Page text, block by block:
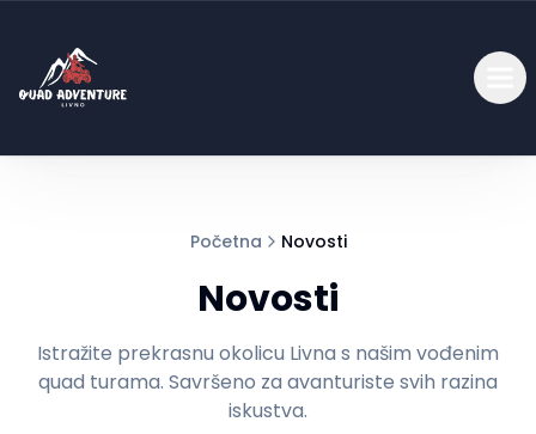
Početna Novosti
Novosti
Istražite prekrasnu okolicu Livna s našim vođenim
quad turama. Savršeno za avanturiste svih razina
iskustva.